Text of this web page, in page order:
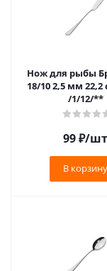
Нож для рыбы
18/10 2,5 мм 22,2 см. Pinti
/1/12/**
99₽/шт
В корзину